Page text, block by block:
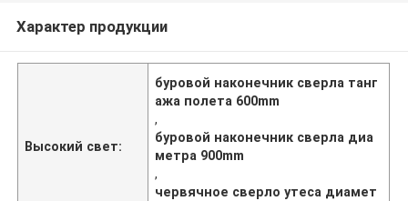
Характер продукции
Высокий свет:
буровой наконечник сверла танг
ажа полета 600mm
,
буровой наконечник сверла диа
метра 900mm
,
червячное сверло утеса диамет